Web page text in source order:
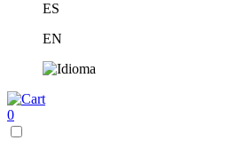
ES
EN
0